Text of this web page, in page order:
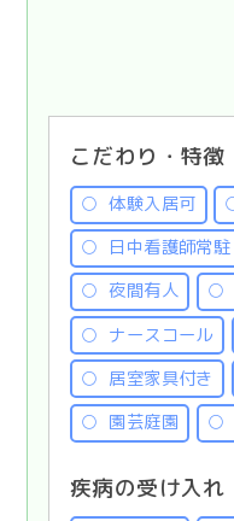
こだわり・特徴
体験入居可
日中看護師常駐
夜間有人
ナースコール
居室家具付き
園芸庭園
疾病の受け入れ